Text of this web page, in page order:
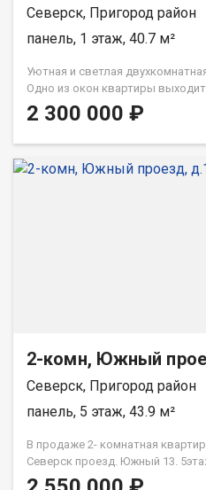
Северск, Пригород район
панель, 1 этаж, 40.7 м²
Уютная и светлая
Одно из окон квартиры
Квартира хоть и угловая, но
Расположение квартиры очень
школы, детские сады, аптеки.
2 300 000 ₽
2-комн, Южный
Северск, Пригород район
панель, 5 этаж, 43.9 м²
B продаже 2- комнатная
Северск проезд. Южный 13.
Любой Вид расчета.более 3 лет